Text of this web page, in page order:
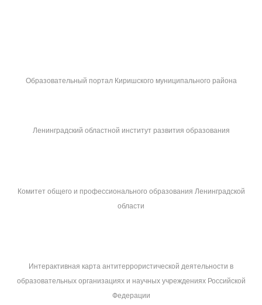
Образовательный портал Киришского муниципального района
Ленинградский областной институт развития образования
Комитет общего и профессионального образования Ленинградской
области
Интерактивная карта антитеррористической деятельности в
образовательных организациях и научных учреждениях Российской
Федерации